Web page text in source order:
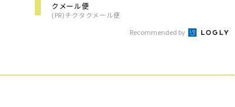
クメール便
(PR)チクタクメール便
Recommended by